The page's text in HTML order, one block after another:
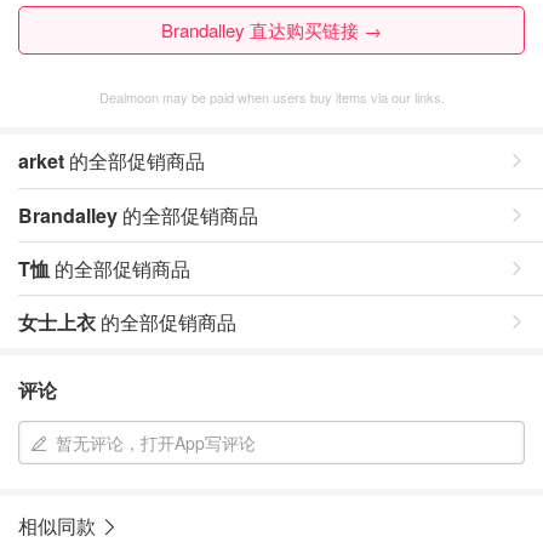
Brandalley 直达购买链接 →
Dealmoon may be paid when users buy items via our links.
arket 的全部促销商品
Brandalley 的全部促销商品
T恤 的全部促销商品
女士上衣 的全部促销商品
评论
暂无评论，打开App写评论
相似同款